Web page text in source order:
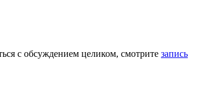
с обсуждением целиком, смотрите запись